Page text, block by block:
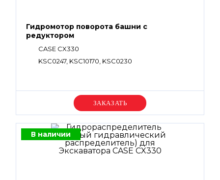
Гидромотор поворота башни с
редуктором
CASE CX330
KSC0247, KSC10170, KSC0230
Уточняйте цену
В наличии